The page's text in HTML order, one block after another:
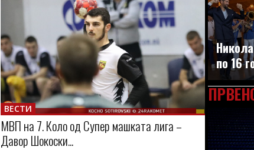
ВЕСТИ
МВП на 7. Коло од Супер машката лига –
Давор Шокоски...
по 16